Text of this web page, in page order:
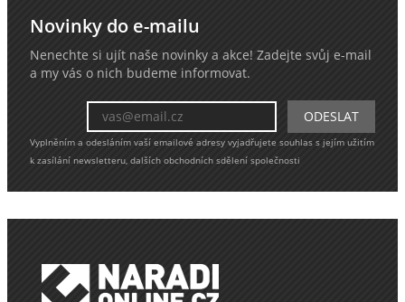
Novinky do e-mailu
Nenechte si ujít naše novinky a akce! Zadejte svůj e-mail
a my vás o nich budeme informovat.
Vyplněním a odesláním vaší emailové adresy vyjadřujete souhlas s jejím užitím
k zasílání newsletteru, dalších obchodních sdělení společnosti